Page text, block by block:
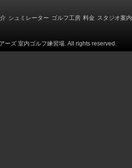
シュミレーター ゴルフ工房 料金 スタジオ案内
ーズ 室内ゴルフ練習場. All rights reserved.